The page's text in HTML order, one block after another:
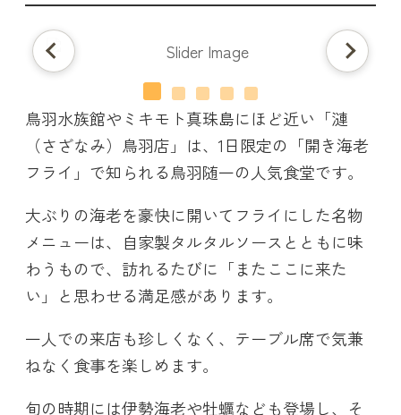
鳥羽水族館やミキモト真珠島にほど近い「漣
（さざなみ）鳥羽店」は、1日限定の「開き海老
フライ」で知られる鳥羽随一の人気食堂です。
大ぶりの海老を豪快に開いてフライにした名物
メニューは、自家製タルタルソースとともに味
わうもので、訪れるたびに「またここに来た
い」と思わせる満足感があります。
一人での来店も珍しくなく、テーブル席で気兼
ねなく食事を楽しめます。
旬の時期には伊勢海老や牡蠣なども登場し、そ